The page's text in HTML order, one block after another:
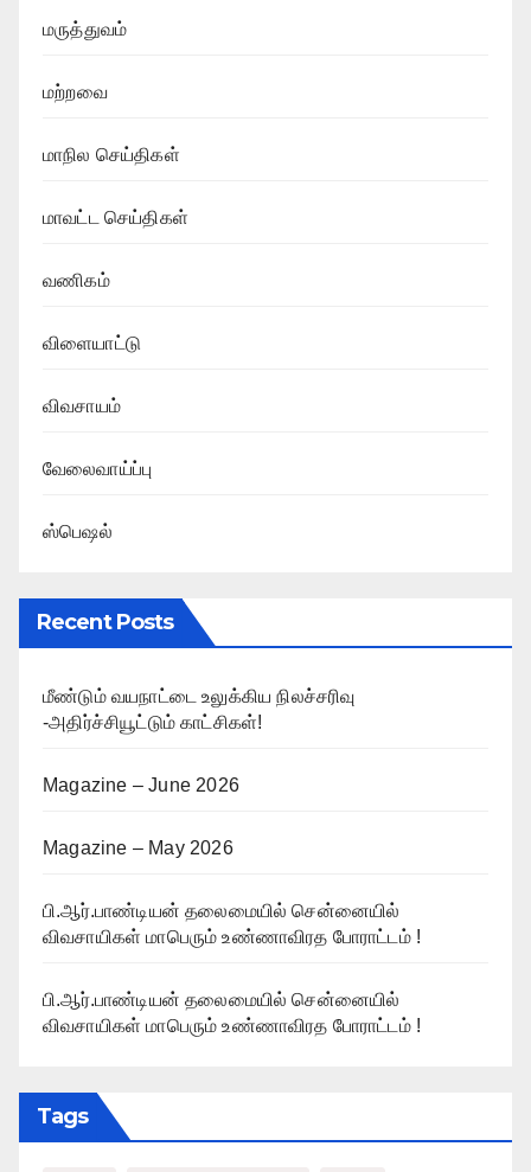
மருத்துவம்
மற்றவை
மாநில செய்திகள்
மாவட்ட செய்திகள்
வணிகம்
விளையாட்டு
விவசாயம்
வேலைவாய்ப்பு
ஸ்பெஷல்
Recent Posts
மீண்டும் வயநாட்டை உலுக்கிய நிலச்சரிவு
-அதிர்ச்சியூட்டும் காட்சிகள்!
Magazine – June 2026
Magazine – May 2026
பி.ஆர்.பாண்டியன் தலைமையில் சென்னையில்
விவசாயிகள் மாபெரும் உண்ணாவிரத போராட்டம் !
பி.ஆர்.பாண்டியன் தலைமையில் சென்னையில்
விவசாயிகள் மாபெரும் உண்ணாவிரத போராட்டம் !
Tags